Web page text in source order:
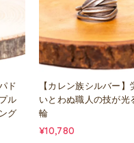
ド
ル
グ
【カレン族シルバー】
いとわぬ職人の技が光
輪
¥10,780